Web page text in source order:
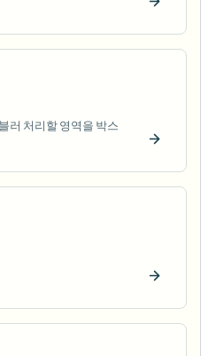
지금
러 처리할 영역을 박스
지금
지금